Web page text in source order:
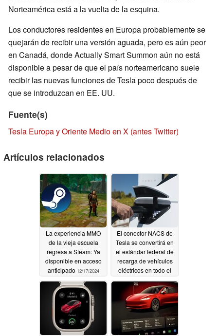
Norteamérica está a la vuelta de la esquina.
Los conductores residentes en Europa probablemente se
quejarán de recibir una versión aguada, pero es aún peor
en Canadá, donde Actually Smart Summon aún no está
disponible a pesar de que el país norteamericano suele
recibir las nuevas funciones de Tesla poco después de
que se introduzcan en EE. UU.
Fuente(s)
Tesla Europa y Oriente Medio en X (antes Twitter)
Artículos relacionados
La experiencia MMO
de la vieja escuela
regresa a Steam: Ya
disponible en acceso
anticipado 12/17/2024
El conector NACS de
Tesla se convertirá en
el estándar federal de
recarga de vehículos
eléctricos en todo el
país12/05/2024